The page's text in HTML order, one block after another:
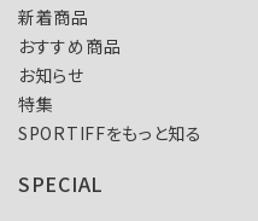
新着商品
おすすめ商品
お知らせ
特集
SPORTIFFをもっと知る
SPECIAL